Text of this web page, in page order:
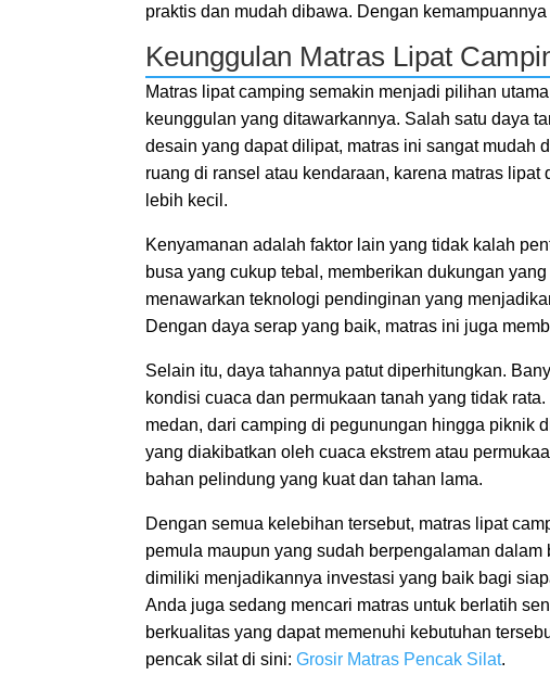
praktis dan mudah dibawa. Dengan
Keunggulan Matras Lipat
Matras lipat camping semakin menjadi pilihan
keunggulan yang ditawarkannya. Salah satu daya
desain yang dapat dilipat, matras ini sangat mudah
ruang di ransel atau kendaraan, karena matras
lebih kecil.
Kenyamanan adalah faktor lain yang tidak kalah
busa yang cukup tebal, memberikan dukungan
menawarkan teknologi pendinginan yang
Dengan daya serap yang baik, matras ini juga
Selain itu, daya tahannya patut diperhitungkan.
kondisi cuaca dan permukaan tanah yang tidak
medan, dari camping di pegunungan hingga piknik
yang diakibatkan oleh cuaca ekstrem atau
bahan pelindung yang kuat dan tahan lama.
Dengan semua kelebihan tersebut, matras lipat
pemula maupun yang sudah berpengalaman
dimiliki menjadikannya investasi yang baik bagi
Anda juga sedang mencari matras untuk berlatih
berkualitas yang dapat memenuhi kebutuhan
pencak silat di sini:Grosir Matras Pencak Silat.